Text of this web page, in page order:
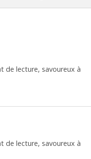
de lecture, savoureux à
de lecture, savoureux à